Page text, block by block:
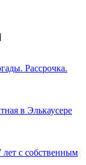
Рассрочка.
в Элькаусере
с собственным